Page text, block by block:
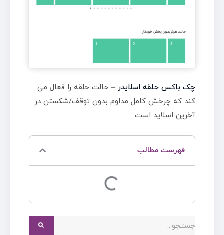
فهرست مطالب
چک باکس حلقه اسلایدر – حالت حلقه را فعال می
کند که چرخش کامل مداوم بدون توقف/شکستن در
آخرین اسلاید است.